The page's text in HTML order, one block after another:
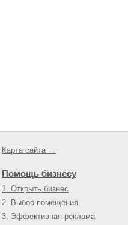
Карта сайта →
Помощь бизнесу
1. Открыть бизнес
2. Выбор помещения
3. Эффективная реклама